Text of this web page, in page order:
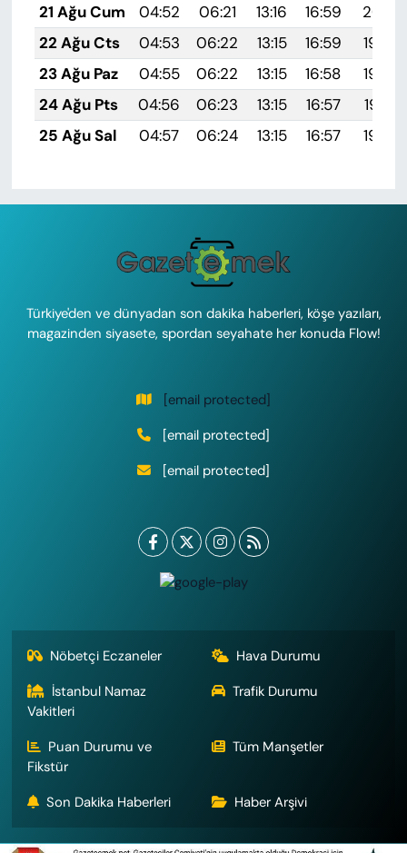
21 Ağu Cum
04:52 06:21 13:16 16:59
20:01
22 Ağu Cts
04:53 06:22 13:15 16:59
19:59
23 Ağu Paz
04:55 06:22 13:15 16:58
19:58
24 Ağu Pts
04:56 06:23 13:15 16:57
19:57
25 Ağu Sal
04:57 06:24 13:15 16:57 19:55
Türkiye'den ve dünyadan son dakika haberleri, köşe yazıları,
magazinden siyasete, spordan seyahate her konuda Flow!
[email protected]
[email protected]
[email protected]
Nöbetçi Eczaneler
Hava Durumu
İstanbul Namaz
Vakitleri
Trafik Durumu
Puan Durumu ve
Fikstür
Tüm Manşetler
Son Dakika Haberleri Haber Arşivi